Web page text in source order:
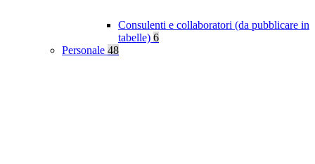
Consulenti e collaboratori (da pubblicare in
tabelle) 6
Personale 48